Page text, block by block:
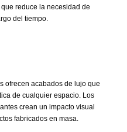
reduce la necesidad de
del tiempo.
ofrecen acabados de lujo que
de cualquier espacio. Los
crean un impacto visual
fabricados en masa.